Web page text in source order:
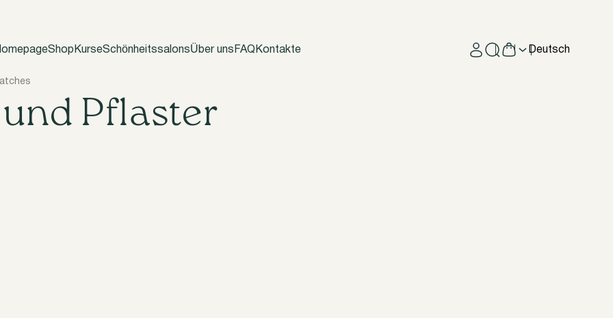
Shop KurseSchönheitssalonsÜber uns FAQ Kontakte Deutsch
Pflaster